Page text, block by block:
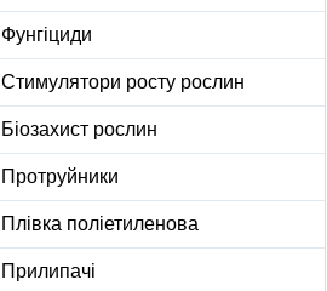
Фунгіциди
Стимулятори росту рослин
Біозахист рослин
Протруйники
Плівка поліетиленова
Прилипачі